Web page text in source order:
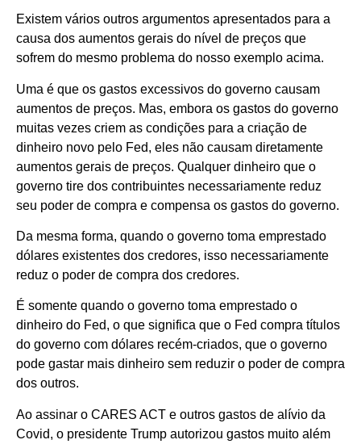
Existem vários outros argumentos apresentados para a
causa dos aumentos gerais do nível de preços que
sofrem do mesmo problema do nosso exemplo acima.
Uma é que os gastos excessivos do governo causam
aumentos de preços. Mas, embora os gastos do governo
muitas vezes criem as condições para a criação de
dinheiro novo pelo Fed, eles não causam diretamente
aumentos gerais de preços. Qualquer dinheiro que o
governo tire dos contribuintes necessariamente reduz
seu poder de compra e compensa os gastos do governo.
Da mesma forma, quando o governo toma emprestado
dólares existentes dos credores, isso necessariamente
reduz o poder de compra dos credores.
É somente quando o governo toma emprestado o
dinheiro do Fed, o que significa que o Fed compra títulos
do governo com dólares recém-criados, que o governo
pode gastar mais dinheiro sem reduzir o poder de compra
dos outros.
Ao assinar o CARES ACT e outros gastos de alívio da
Covid, o presidente Trump autorizou gastos muito além